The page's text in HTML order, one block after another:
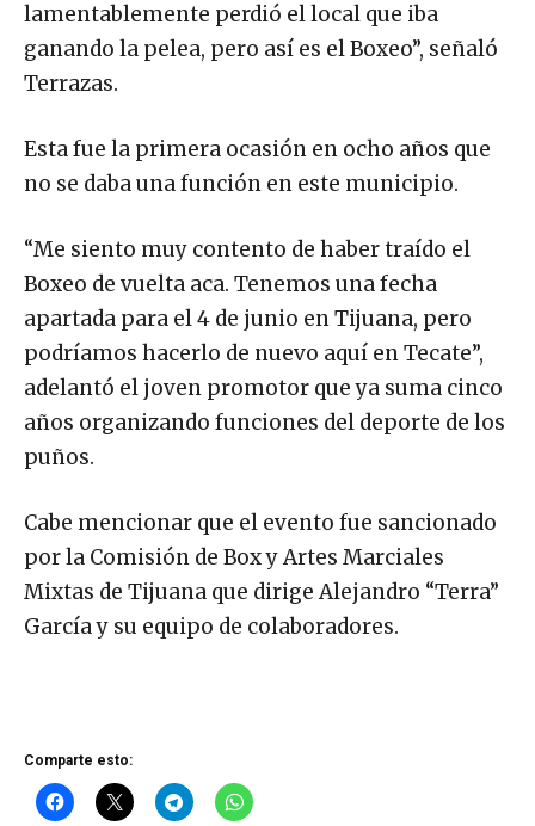
lamentablemente perdió el local que iba
ganando la pelea, pero así es el Boxeo”, señaló
Terrazas.
Esta fue la primera ocasión en ocho años que
no se daba una función en este municipio.
“Me siento muy contento de haber traído el
Boxeo de vuelta aca. Tenemos una fecha
apartada para el 4 de junio en Tijuana, pero
podríamos hacerlo de nuevo aquí en Tecate”,
adelantó el joven promotor que ya suma cinco
años organizando funciones del deporte de los
puños.
Cabe mencionar que el evento fue sancionado
por la Comisión de Box y Artes Marciales
Mixtas de Tijuana que dirige Alejandro “Terra”
García y su equipo de colaboradores.
Comparte esto: